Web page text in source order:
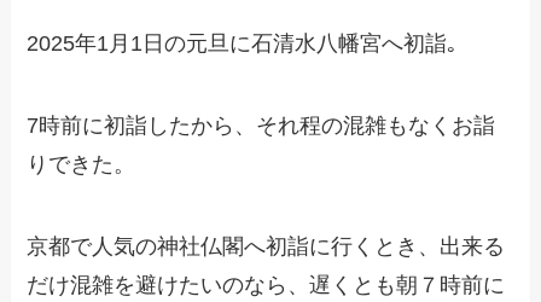
2025年1月1日の元旦に石清水八幡宮へ初詣｡
7時前に初詣したから、それ程の混雑もなくお詣
りできた。
京都で人気の神社仏閣へ初詣に行くとき、出来る
だけ混雑を避けたいのなら、遅くとも朝７時前に